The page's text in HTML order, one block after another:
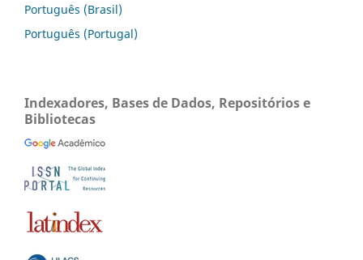
Português (Brasil)
Português (Portugal)
Indexadores, Bases de Dados, Repositórios e
Bibliotecas